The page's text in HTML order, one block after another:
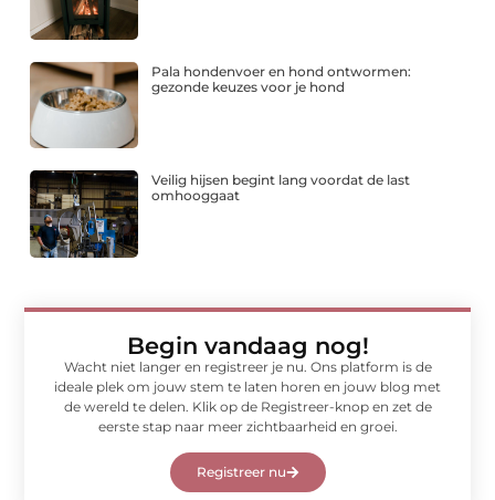
Pala hondenvoer en hond ontwormen:
gezonde keuzes voor je hond
Veilig hijsen begint lang voordat de last
omhooggaat
Begin vandaag nog!
Wacht niet langer en registreer je nu. Ons platform is de
ideale plek om jouw stem te laten horen en jouw blog met
de wereld te delen. Klik op de Registreer-knop en zet de
eerste stap naar meer zichtbaarheid en groei.
Registreer nu